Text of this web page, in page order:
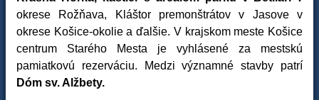
okrese Rožňava, Kláštor premonštrátov v Jasove v
okrese Košice-okolie a ďalšie. V krajskom meste Košice
centrum Starého Mesta je vyhlásené za mestskú
pamiatkovú rezerváciu. Medzi významné stavby patrí
Dóm sv. Alžbety.